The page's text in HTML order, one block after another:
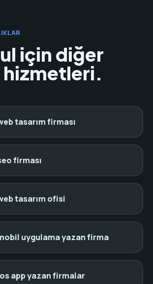
için diğer
hizmetleri.
tasarım firması
firması
tasarım ofisi
uygulama yazan firma
app yazan firmalar